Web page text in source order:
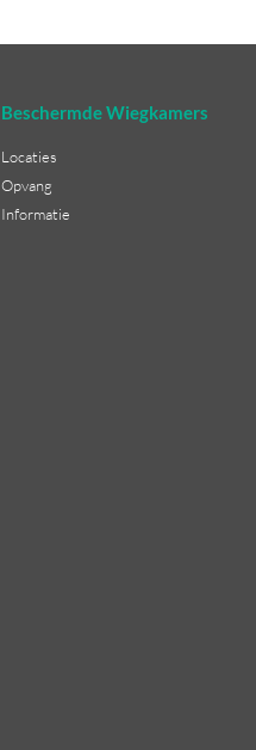
Beschermde Wiegkamers
Locaties
Opvang
Informatie